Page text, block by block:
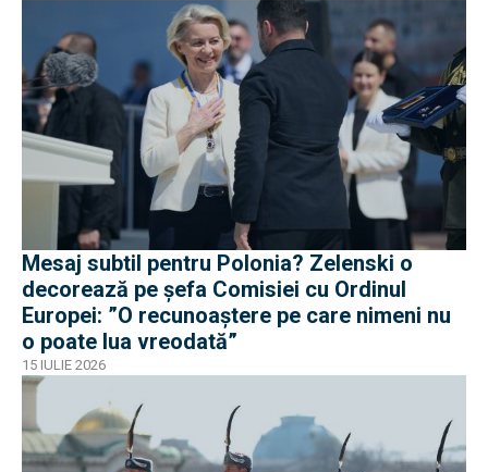
Mesaj subtil pentru Polonia? Zelenski o
decorează pe șefa Comisiei cu Ordinul
Europei: ”O recunoaștere pe care nimeni nu
o poate lua vreodată”
15 IULIE 2026